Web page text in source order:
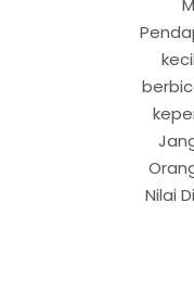
Nilai